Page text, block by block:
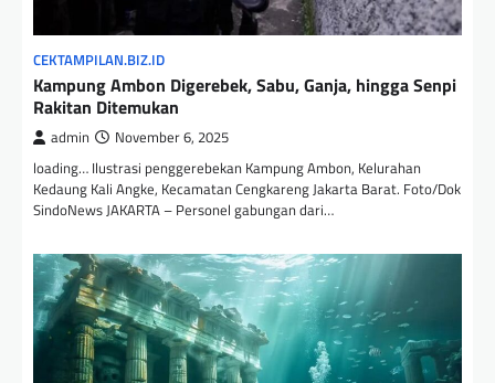
CEKTAMPILAN.BIZ.ID
Kampung Ambon Digerebek, Sabu, Ganja, hingga Senpi
Rakitan Ditemukan
admin November 6, 2025
loading… Ilustrasi penggerebekan Kampung Ambon, Kelurahan
Kedaung Kali Angke, Kecamatan Cengkareng Jakarta Barat. Foto/Dok
SindoNews JAKARTA – Personel gabungan dari…